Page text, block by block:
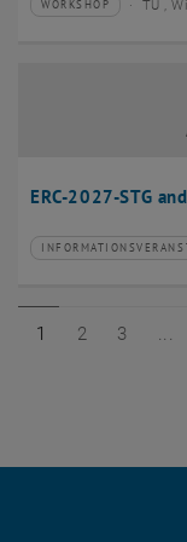
Veranstaltungstyp:
WORKSHOP
Veranstaltungsort:TU ,
ERC-2027-STG
Veranstaltungstyp:
Veranstaltungsort:
Seite 1 von 8
1 Seite 2 von 8
2 Seite 3
3